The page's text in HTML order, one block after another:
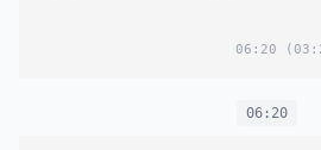
06:20
06:20